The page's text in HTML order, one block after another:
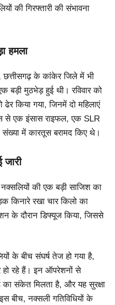
की गिरफ्तारी की संभावना
हमला
के कांकेर जिले में भी
बड़ी मुठभेड़ हुई थी। रविवार को
किया गया, जिनमें दो महिलाएं
से एक इंसास राइफल, एक SLR
में कारतूस बरामद किए थे।
जारी
नक्सलियों की एक बड़ी साजिश का
किनारे रखा चार किलो का
के दौरान डिफ्यूज किया, जिससे
के बीच संघर्ष तेज हो गया है,
हो रहे हैं। इन ऑपरेशनों से
का संकेत मिलता है, और यह सुरक्षा
बीच, नक्सली गतिविधियों के